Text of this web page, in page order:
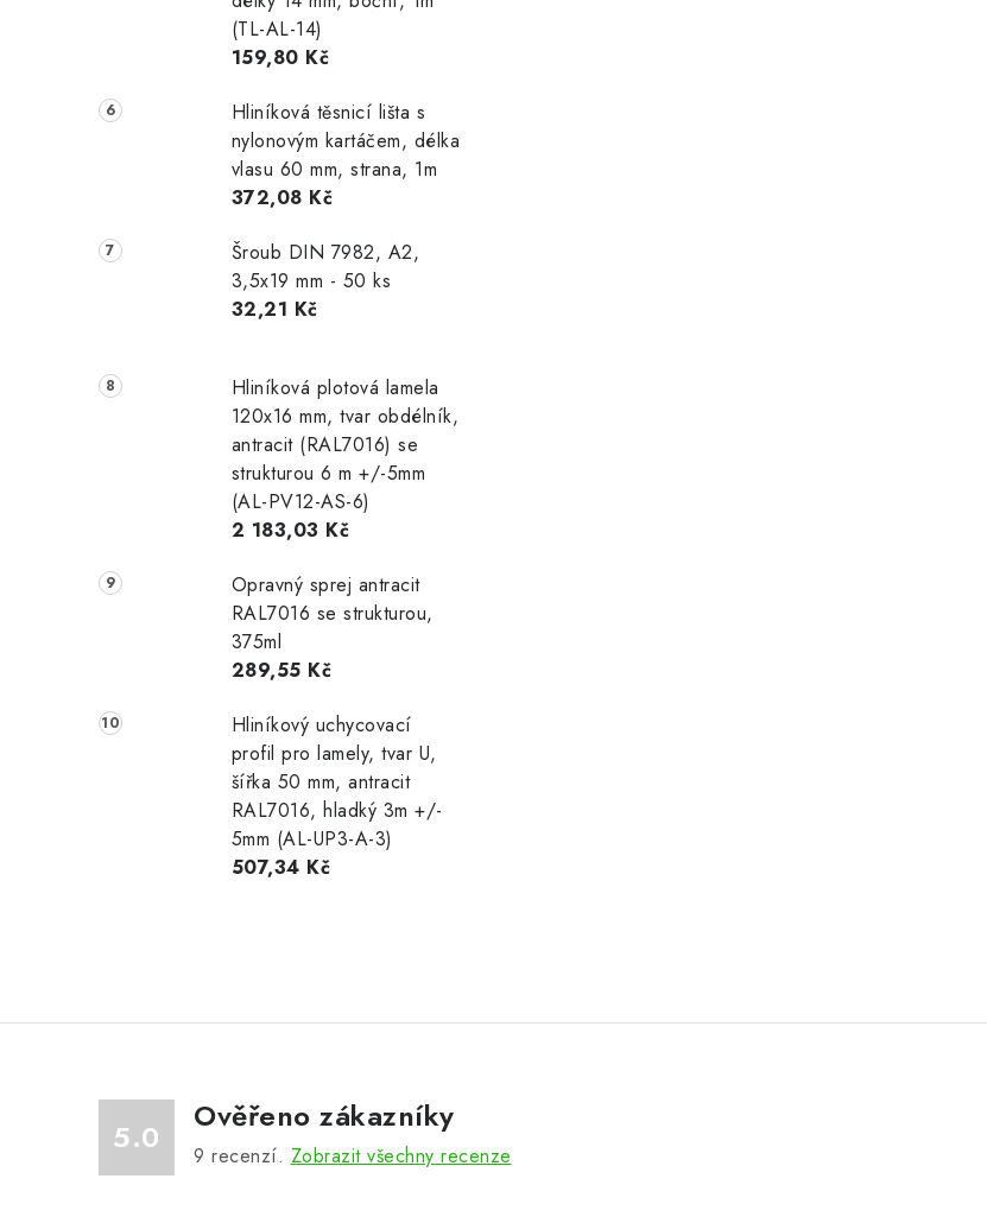
(TL-AL-14)
159,80 Kč
Hliníková těsnicí lišta s
nylonovým kartáčem, délka
vlasu 60 mm, strana, 1m
372,08 Kč
Šroub DIN 7982, A2,
3,5x19 mm - 50 ks
32,21 Kč
Hliníková plotová lamela
120x16 mm, tvar obdélník,
antracit (RAL7016) se
strukturou 6 m +/-5mm
(AL-PV12-AS-6)
2 183,03 Kč
Opravný sprej antracit
RAL7016 se strukturou,
375ml
289,55 Kč
Hliníkový uchycovací
profil pro lamely, tvar U,
šířka 50 mm, antracit
RAL7016, hladký 3m +/-
5mm (AL-UP3-A-3)
507,34 Kč
5.0
Ověřeno zákazníky
9 recenzí. Zobrazit všechny recenze